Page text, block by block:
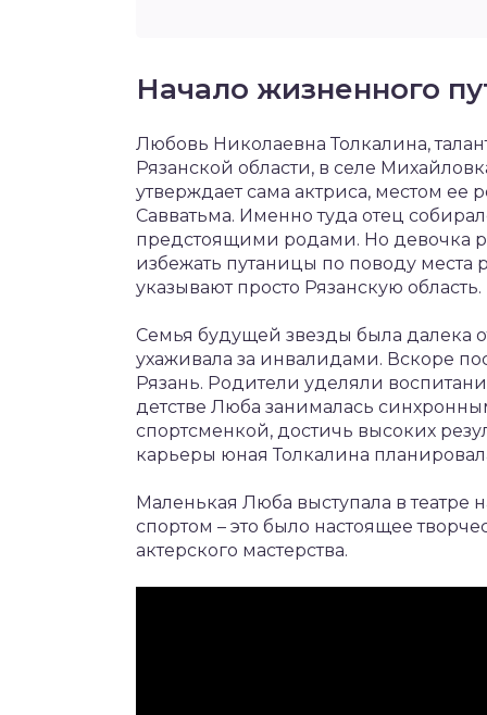
Начало жизненного
Любовь Николаевна Толкалина,
Рязанской области, в селе
утверждает сама актриса, местом
Савватьма. Именно туда отец
предстоящими родами. Но девочка
избежать путаницы по поводу
указывают просто Рязанскую область.
Семья будущей звезды была далека
ухаживала за инвалидами. Вскоре
Рязань. Родители уделяли
детстве Люба занималась
спортсменкой, достичь высоких
карьеры юная Толкалина
Маленькая Люба выступала в театре
спортом – это было настоящее
актерского мастерства.